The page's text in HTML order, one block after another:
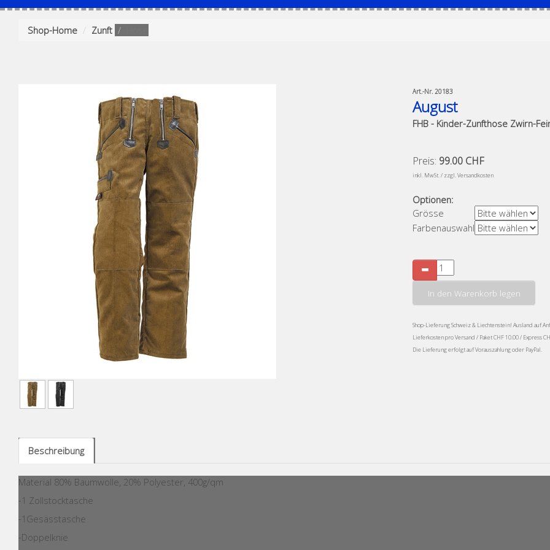
Shop-Home Zunft
Art.-Nr. 20183
August
FHB - Kinder-Zunfthose Zwirn-
Preis: 99.00 CHF
inkl. MwSt. / zzgl. Versandkosten
Optionen:
Grösse
Farbenauswahl
In den Warenkorb legen
Shop-Lieferung Schweiz & Liechtenstein! Ausland auf
Lieferkosten pro Versand / Paket CHF 10.00 / Express
Die Lieferung erfolgt auf Vorauszahlung oder PayPal.
Beschreibung
Material 80% Baumwolle, 20% Polyester, 400g/qm
-1 Zollstocktasche
-1Gesässtasche
-Doppelknie